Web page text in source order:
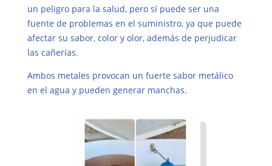
un peligro para la salud, pero sí puede ser una
fuente de problemas en el suministro, ya que puede
afectar su sabor, color y olor, además de perjudicar
las cañerías.
Ambos metales provocan un fuerte sabor metálico
en el agua y pueden generar manchas.